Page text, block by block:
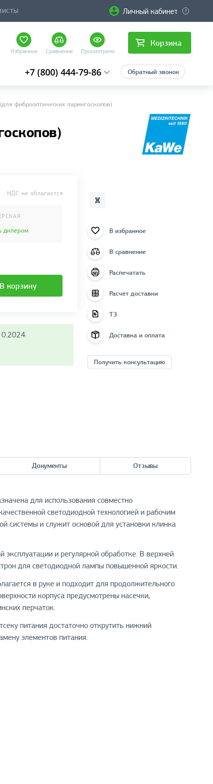
Личный кабинет
Избранное Сравнение Просмотрено
Корзина
+7 (800) 444-79-86 Обратный звонок
фиброоптических ларингоскопов)
НДС не облагается
дилером
В корзину
В избранное
В сравнение
Распечатать
Расчёт доставки
ТЗ
Доставка и оплата
Получить консультацию
Документы Отзывы
для использования совместно
светодиодной технологией и рабочим
системы и служит основой для установки клинка
и регулярной обработке. В верхней
для светодиодной лампы повышенной яркости.
в руке и подходит для продолжительного
корпуса предусмотрены насечки,
перчаток.
питания достаточно открутить нижний
элементов питания.